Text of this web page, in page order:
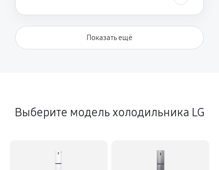
360 руб 60 минут
Замена нагревателя оттайки
Показать ещё
Выберите модель холодильника LG